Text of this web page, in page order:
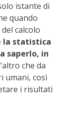
istante di
quando
calcolo
la statistica
saperlo, in
che da
umani, così
i risultati